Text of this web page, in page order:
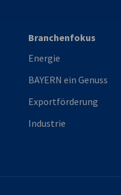
Branchenfokus
Energie
BAYERN ein Genuss
Exportförderung
Industrie